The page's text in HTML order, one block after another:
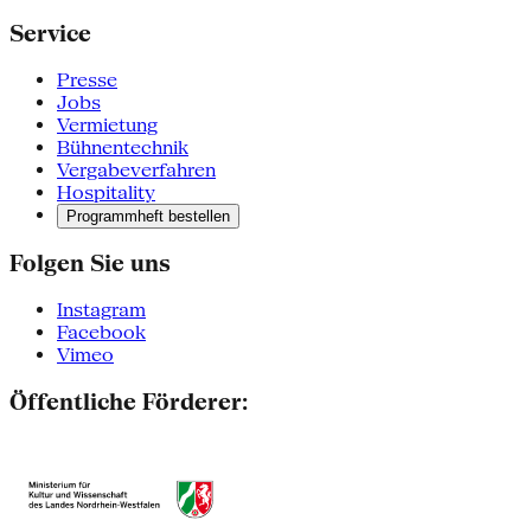
Service
Presse
Jobs
Vermietung
Bühnentechnik
Vergabeverfahren
Hospitality
Programmheft bestellen
Folgen Sie uns
Instagram
Facebook
Vimeo
Öffentliche Förderer: